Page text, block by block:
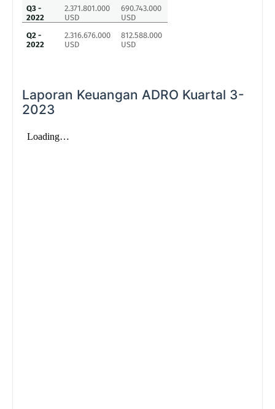
Q3 -
2022
2.371.801.000
USD
690.743.000
USD
Q2 -
2022
2.316.676.000
USD
812.588.000
USD
Laporan Keuangan ADRO Kuartal 3-
2023